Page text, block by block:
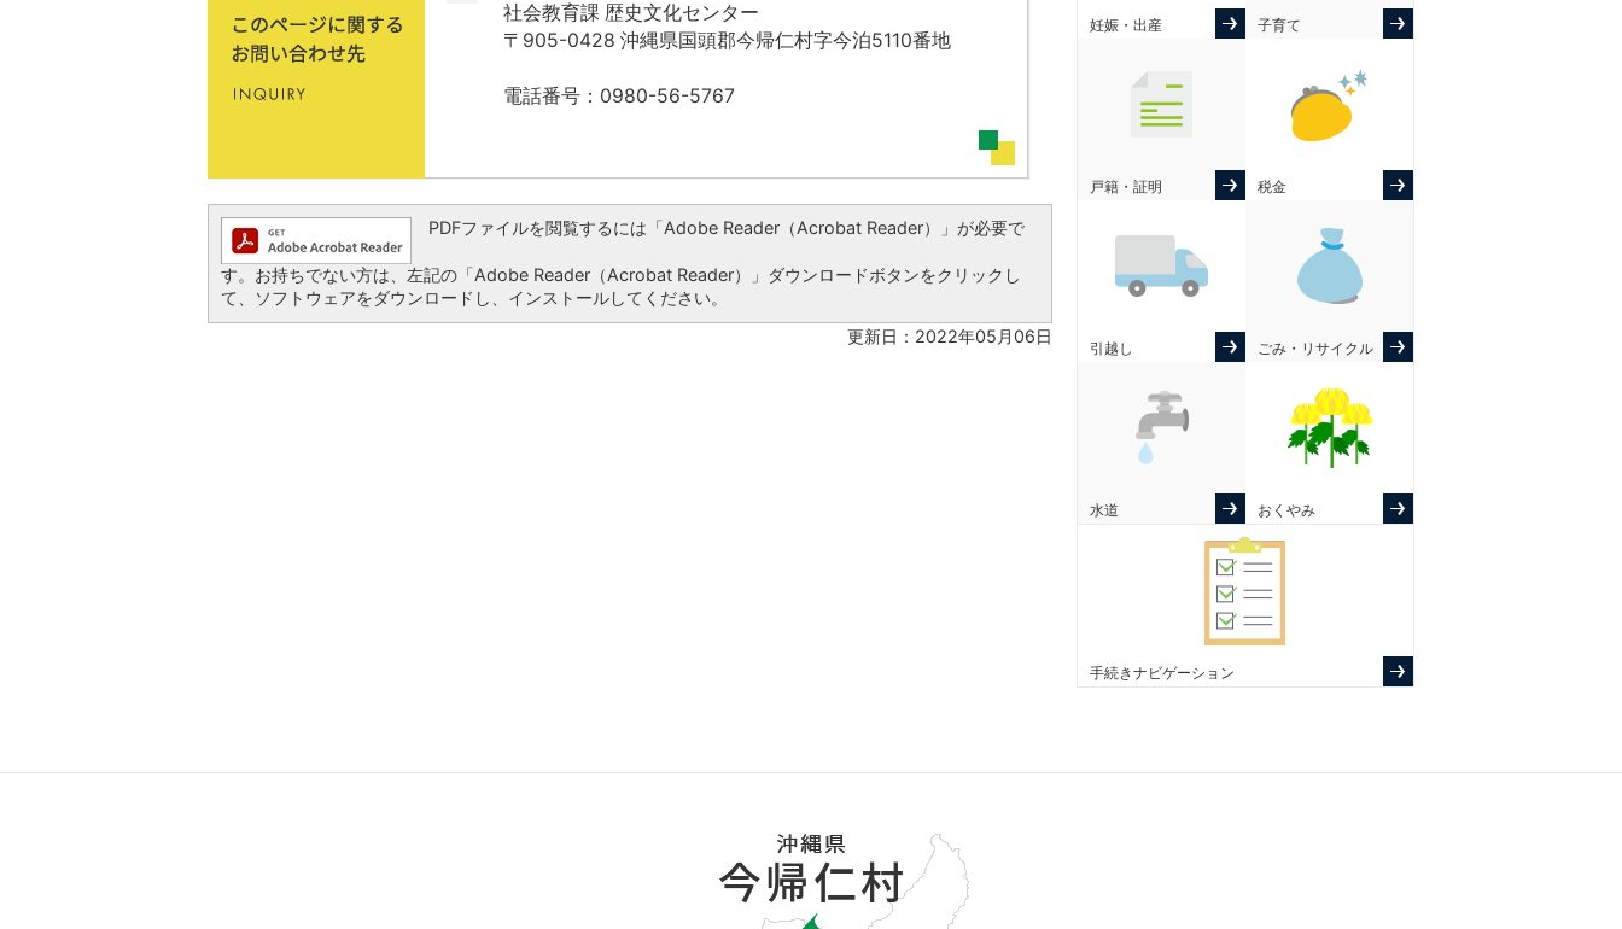
社会教育課 歴史文化センター
〒905-0428 沖縄県国頭郡今帰仁村字今泊5110番地
電話番号：0980-56-5767
PDFファイルを閲覧するには「Adobe Reader（Acrobat Reader）」が必要で
す。お持ちでない方は、左記の「Adobe Reader（Acrobat Reader）」ダウンロードボタンをクリックし
て、ソフトウェアをダウンロードし、インストールしてください。
更新日：2022年05月06日
妊娠・出産 子育て
戸籍・証明 税金
引越し ごみ・リサイクル
水道 おくやみ
手続きナビゲーション